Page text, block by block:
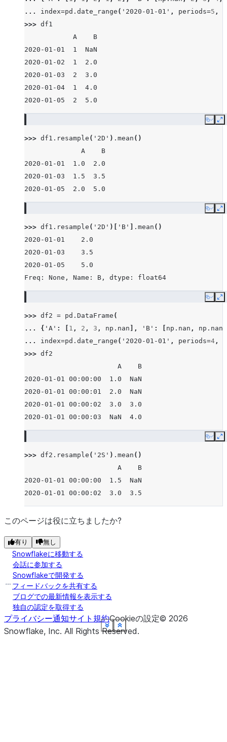
Show less
See more
Show less
See more
Show less
See more
Show less
See more
... index=pd . date_range ( '2020-01-01' , periods=5 ,
>>> df1
            A    B
2020-01-01  1  NaN
2020-01-02  1  2.0
2020-01-03  2  3.0
2020-01-04  1  4.0
2020-01-05  2  5.0
Show less
See more
Copy
>>> df1 . resample ( '2D' ) . mean ()
              A    B
2020-01-01  1.0  2.0
2020-01-03  1.5  3.5
2020-01-05  2.0  5.0
Show less
See more
Copy
>>> df1 . resample ( '2D' )[ 'B' . mean ()
2020-01-01    2.0
2020-01-03    3.5
2020-01-05    5.0
Freq: None, Name: B, dtype: float64
Show less
See more
Copy
>>> df2 = pd . DataFrame (
... { 'A' : 1 , 2 , 3 , np . nan ], 'B' : np . nan , np . nan
... index=pd . date_range ( '2020-01-01' , periods=4 ,
>>> df2
                       A    B
2020-01-01 00:00:00  1.0  NaN
2020-01-01 00:00:01  2.0  NaN
2020-01-01 00:00:02  3.0  3.0
2020-01-01 00:00:03  NaN  4.0
Show less
See more
Copy
>>> df2 . resample ( '2S' ) . mean ()
                       A    B
2020-01-01 00:00:00  1.5  NaN
2020-01-01 00:00:02  3.0  3.5
Show less
See more
このページは役に立ちましたか?
有り 無し
Snowflakeに移動する
会話に参加する
Snowflakeで開発する
フィードバックを共有する
ブログでの最新情報を表示する
独自の認定を取得する
プライバシー通知サイト規約Cookieの設定© 2026
Snowflake, Inc. All Rights Reserved.